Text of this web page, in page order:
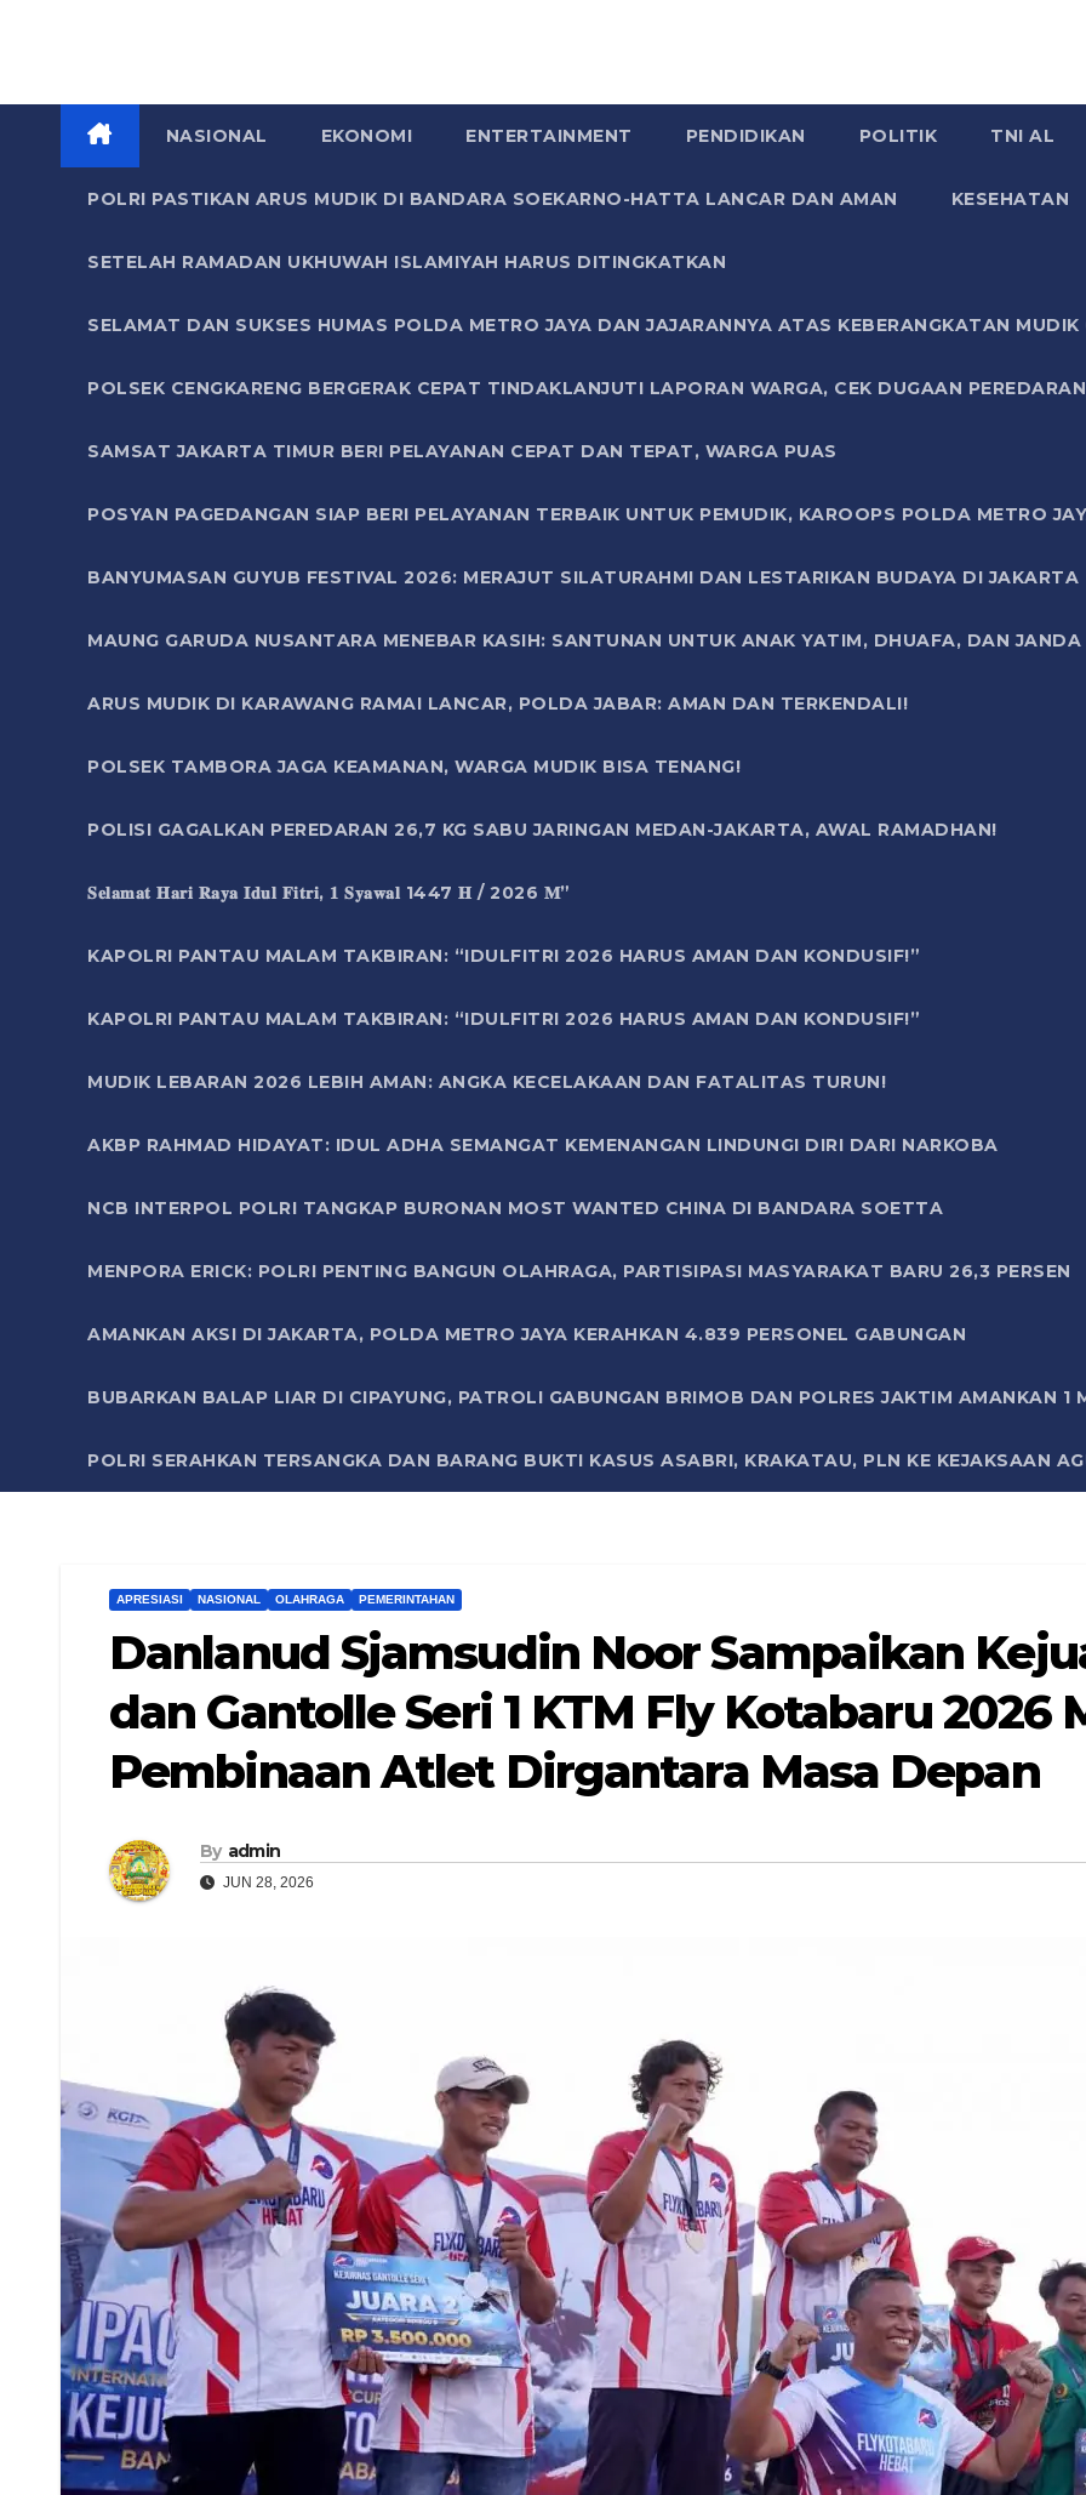
NASIONAL EKONOMI ENTERTAINMENT PENDIDIKAN POLITIK TNI AL
POLRI PASTIKAN ARUS MUDIK DI BANDARA SOEKARNO-HATTA LANCAR DAN AMAN KESEHATAN
SETELAH RAMADAN UKHUWAH ISLAMIYAH HARUS DITINGKATKAN
SELAMAT DAN SUKSES HUMAS POLDA METRO JAYA DAN JAJARANNYA ATAS KEBERANGKATAN
POLSEK CENGKARENG BERGERAK CEPAT TINDAKLANJUTI LAPORAN WARGA, CEK DUGAAN
SAMSAT JAKARTA TIMUR BERI PELAYANAN CEPAT DAN TEPAT, WARGA PUAS
POSYAN PAGEDANGAN SIAP BERI PELAYANAN TERBAIK UNTUK PEMUDIK, KAROOPS POLDA METRO
BANYUMASAN GUYUB FESTIVAL 2026: MERAJUT SILATURAHMI DAN LESTARIKAN BUDAYA DI JAKARTA
MAUNG GARUDA NUSANTARA MENEBAR KASIH: SANTUNAN UNTUK ANAK YATIM, DHUAFA, DAN
ARUS MUDIK DI KARAWANG RAMAI LANCAR, POLDA JABAR: AMAN DAN TERKENDALI!
POLSEK TAMBORA JAGA KEAMANAN, WARGA MUDIK BISA TENANG!
POLISI GAGALKAN PEREDARAN 26,7 KG SABU JARINGAN MEDAN-JAKARTA, AWAL RAMADHAN!
𝐒𝐞𝐥𝐚𝐦𝐚𝐭 𝐇𝐚𝐫𝐢 𝐑𝐚𝐲𝐚 𝐈𝐝𝐮𝐥 𝐅𝐢𝐭𝐫𝐢, 𝟏 𝐒𝐲𝐚𝐰𝐚𝐥 1447 𝐇 / 2026 𝐌”
KAPOLRI PANTAU MALAM TAKBIRAN: “IDULFITRI 2026 HARUS AMAN DAN KONDUSIF!”
KAPOLRI PANTAU MALAM TAKBIRAN: “IDULFITRI 2026 HARUS AMAN DAN KONDUSIF!”
MUDIK LEBARAN 2026 LEBIH AMAN: ANGKA KECELAKAAN DAN FATALITAS TURUN!
AKBP RAHMAD HIDAYAT: IDUL ADHA SEMANGAT KEMENANGAN LINDUNGI DIRI DARI NARKOBA
NCB INTERPOL POLRI TANGKAP BURONAN MOST WANTED CHINA DI BANDARA SOETTA
MENPORA ERICK: POLRI PENTING BANGUN OLAHRAGA, PARTISIPASI MASYARAKAT BARU 26,3 PERSEN
AMANKAN AKSI DI JAKARTA, POLDA METRO JAYA KERAHKAN 4.839 PERSONEL GABUNGAN
BUBARKAN BALAP LIAR DI CIPAYUNG, PATROLI GABUNGAN BRIMOB DAN POLRES JAKTIM AMANKAN 1
POLRI SERAHKAN TERSANGKA DAN BARANG BUKTI KASUS ASABRI, KRAKATAU, PLN KE KEJAKSAAN
APRESIASI NASIONAL OLAHRAGA PEMERINTAHAN
Danlanud Sjamsudin Noor Sampaikan
dan Gantolle Seri 1 KTM Fly Kotabaru
Pembinaan Atlet Dirgantara Masa Depan
By admin
JUN 28, 2026